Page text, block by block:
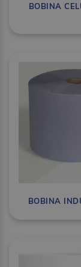
BOBINA
BOBINA